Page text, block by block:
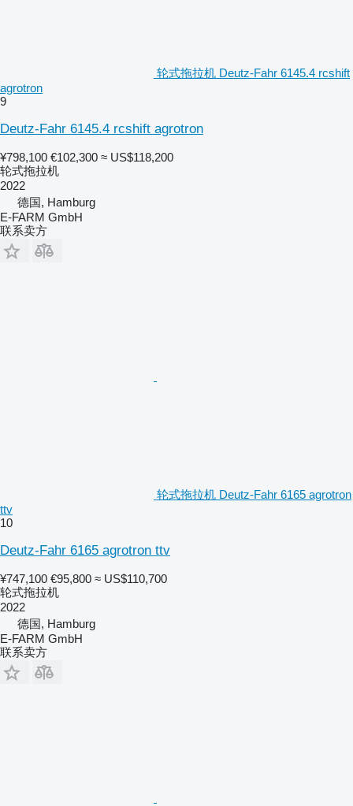
轮式拖拉机 Deutz-Fahr 6145.4 rcshift
agrotron
9
Deutz-Fahr 6145.4 rcshift agrotron
¥798,100 €102,300 ≈ US$118,200
轮式拖拉机
2022
德国, Hamburg
E-FARM GmbH
联系卖方
轮式拖拉机 Deutz-Fahr 6165 agrotron
ttv
10
Deutz-Fahr 6165 agrotron ttv
¥747,100 €95,800 ≈ US$110,700
轮式拖拉机
2022
德国, Hamburg
E-FARM GmbH
联系卖方